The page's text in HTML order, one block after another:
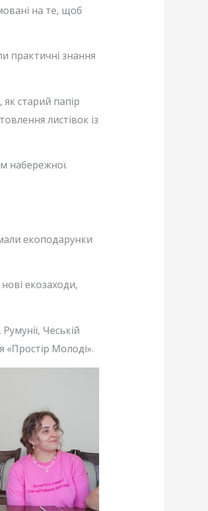
на те, щоб
практичні знання
старий папір
листівок із
набережної.
екоподарунки
екозаходи,
Чеській
«Простір Молоді».